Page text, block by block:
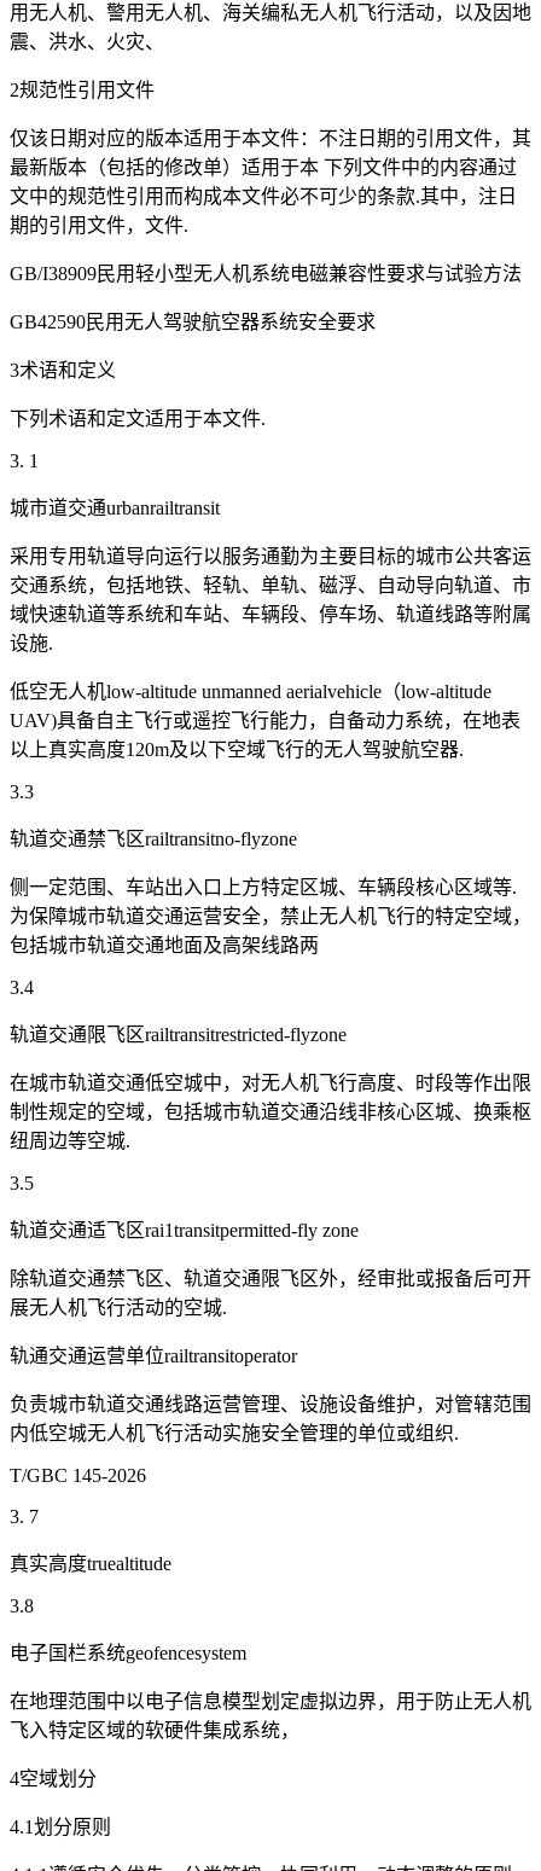
用无人机、警用无人机、海关编私无人机飞行活动，以及因地
震、洪水、火灾、
2规范性引用文件
仅该日期对应的版本适用于本文件：不注日期的引用文件，其
最新版本（包括的修改单）适用于本 下列文件中的内容通过
文中的规范性引用而构成本文件必不可少的条款.其中，注日
期的引用文件，文件.
GB/I38909民用轻小型无人机系统电磁兼容性要求与试验方法
GB42590民用无人驾驶航空器系统安全要求
3术语和定义
下列术语和定文适用于本文件.
3. 1
城市道交通urbanrailtransit
采用专用轨道导向运行以服务通勤为主要目标的城市公共客运
交通系统，包括地铁、轻轨、单轨、磁浮、自动导向轨道、市
域快速轨道等系统和车站、车辆段、停车场、轨道线路等附属
设施.
低空无人机low-altitude unmanned aerialvehicle（low-altitude
UAV)具备自主飞行或遥控飞行能力，自备动力系统，在地表
以上真实高度120m及以下空域飞行的无人驾驶航空器.
3.3
轨道交通禁飞区railtransitno-flyzone
侧一定范围、车站出入口上方特定区城、车辆段核心区域等.
为保障城市轨道交通运营安全，禁止无人机飞行的特定空域，
包括城市轨道交通地面及高架线路两
3.4
轨道交通限飞区railtransitrestricted-flyzone
在城市轨道交通低空城中，对无人机飞行高度、时段等作出限
制性规定的空域，包括城市轨道交通沿线非核心区城、换乘枢
纽周边等空城.
3.5
轨道交通适飞区rai1transitpermitted-fly zone
除轨道交通禁飞区、轨道交通限飞区外，经审批或报备后可开
展无人机飞行活动的空城.
轨通交通运营单位railtransitoperator
负责城市轨道交通线路运营管理、设施设备维护，对管辖范围
内低空城无人机飞行活动实施安全管理的单位或组织.
T/GBC 145-2026
3. 7
真实高度truealtitude
3.8
电子国栏系统geofencesystem
在地理范围中以电子信息模型划定虚拟边界，用于防止无人机
飞入特定区域的软硬件集成系统，
4空域划分
4.1划分原则